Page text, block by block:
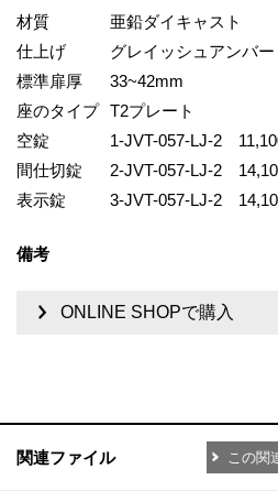
材質
亜鉛ダイキャスト
仕上げ
グレイッシュアンバー
標準扉厚
33~42mm
座のタイプ T2プレート
空錠
1-JVT-057-LJ-2
間仕切錠
2-JVT-057-LJ-2
表示錠
3-JVT-057-LJ-2
備考
ONLINE SHOPで購入
関連ファイル この関